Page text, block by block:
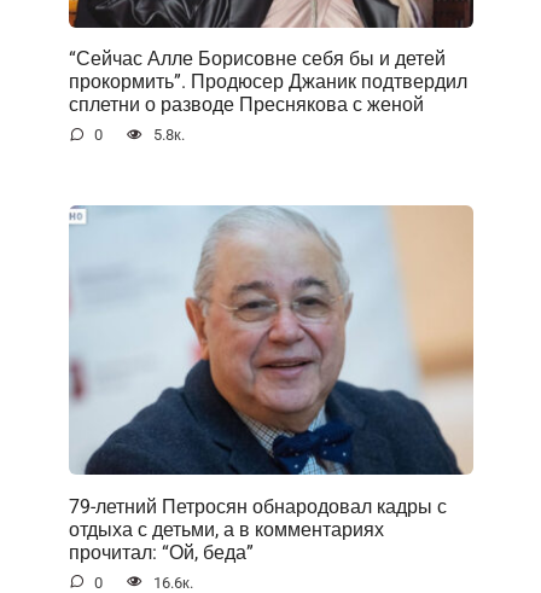
“Сейчас Алле Борисовне себя бы и детей
прокормить”. Продюсер Джаник подтвердил
сплетни о разводе Преснякова с женой
0 5.8к.
79-летний Петросян обнародовал кадры с
отдыха с детьми, а в комментариях
прочитал: “Ой, беда”
0 16.6к.